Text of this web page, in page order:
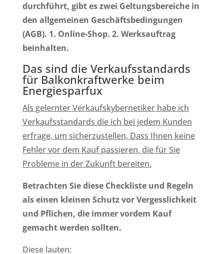
durchführt, gibt es zwei Geltungsbereiche in
den allgemeinen Geschäftsbedingungen
(AGB). 1. Online-Shop. 2. Werksauftrag
beinhalten.
Das sind die Verkaufsstandards
für Balkonkraftwerke beim
Energiesparfux
Als gelernter Verkaufskybernetiker habe ich
Verkaufsstandards die ich bei jedem Kunden
erfrage, um sicherzustellen, Dass Ihnen keine
Fehler vor dem Kauf passieren, die für Sie
Probleme in der Zukunft bereiten.
Betrachten Sie diese Checkliste und Regeln
als einen kleinen Schutz vor Vergesslichkeit
und Pflichen, die immer vordem Kauf
gemacht werden sollten.
Diese lauten: